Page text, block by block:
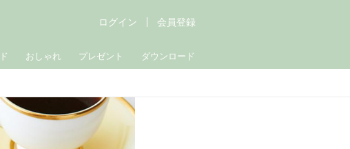
おしゃれ プレゼント ダウンロード
ログイン 会員登録